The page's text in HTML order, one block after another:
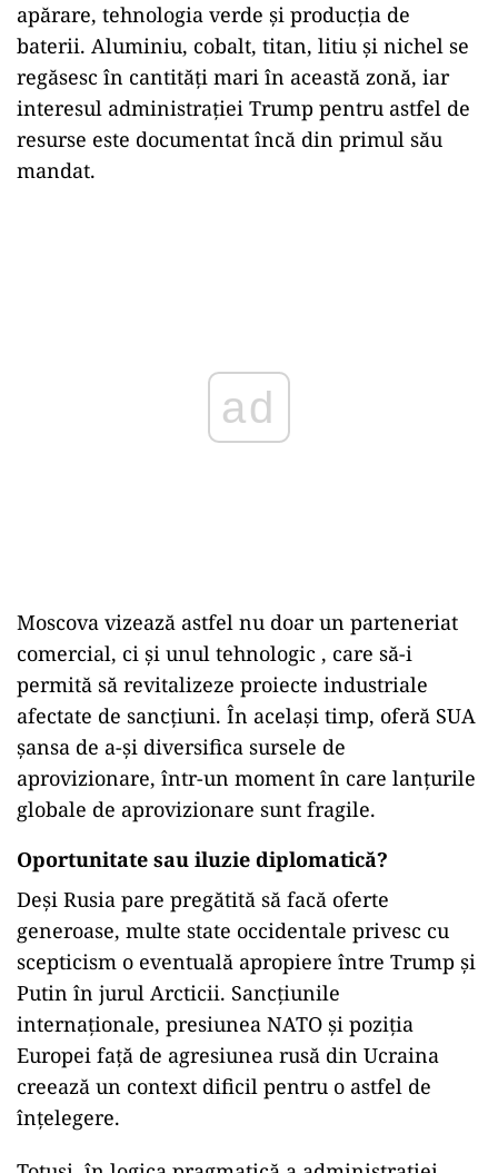
apărare, tehnologia verde și producția de
baterii. Aluminiu, cobalt, titan, litiu și nichel se
regăsesc în cantități mari în această zonă, iar
interesul administrației Trump pentru astfel de
resurse este documentat încă din primul său
mandat.
ad
Moscova vizează astfel nu doar un parteneriat
comercial, ci și unul tehnologic , care să-i
permită să revitalizeze proiecte industriale
afectate de sancțiuni. În același timp, oferă SUA
șansa de a-și diversifica sursele de
aprovizionare, într-un moment în care lanțurile
globale de aprovizionare sunt fragile.
Oportunitate sau iluzie diplomatică?
Deși Rusia pare pregătită să facă oferte
generoase, multe state occidentale privesc cu
scepticism o eventuală apropiere între Trump și
Putin în jurul Arcticii. Sancțiunile
internaționale, presiunea NATO și poziția
Europei față de agresiunea rusă din Ucraina
creează un context dificil pentru o astfel de
înțelegere.